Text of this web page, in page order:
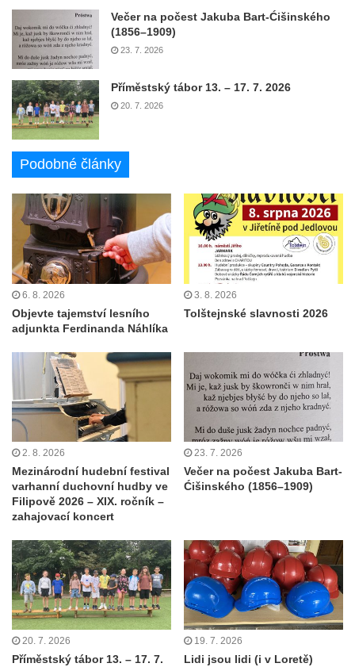
Večer na počest Jakuba Bart-Ćišinského
(1856–1909)
23. 7. 2026
Příměstský tábor 13. – 17. 7. 2026
20. 7. 2026
Podobné články
6. 8. 2026
Objevte tajemství lesního
adjunkta Ferdinanda Náhlíka
3. 8. 2026
Tolštejnské slavnosti 2026
2. 8. 2026
Mezinárodní hudební festival
varhanní duchovní hudby ve
Filipově 2026 – XIX. ročník –
zahajovací koncert
23. 7. 2026
Večer na počest Jakuba Bart-
Ćišinského (1856–1909)
20. 7. 2026
Příměstský tábor 13. – 17. 7.
19. 7. 2026
Lidi jsou lidi (i v Loretě)